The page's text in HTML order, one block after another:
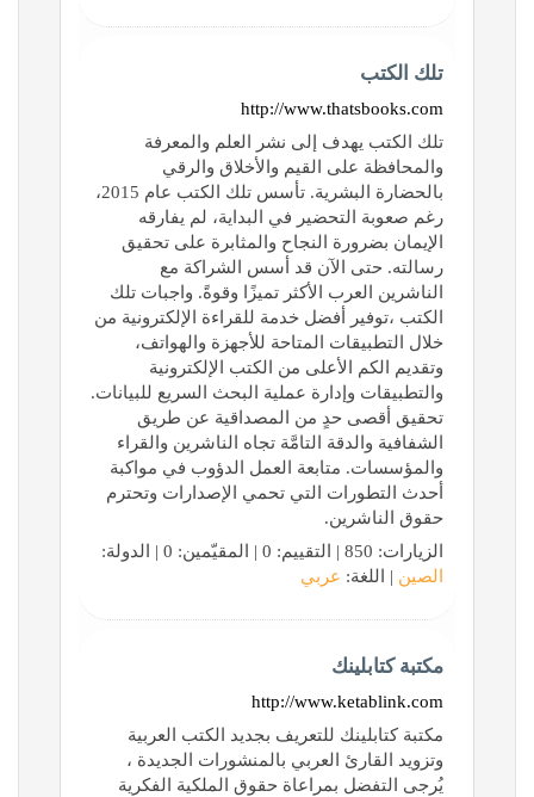
تلك الكتب
http://www.thatsbooks.com
تلك الكتب يهدف إلى نشر العلم والمعرفة
والمحافظة على القيم والأخلاق والرقي
بالحضارة البشرية. تأسس تلك الكتب عام 2015،
رغم صعوبة التحضير في البداية، لم يفارقه
الإيمان بضرورة النجاح والمثابرة على تحقيق
رسالته. حتى الآن قد أسس الشراكة مع
الناشرين العرب الأكثر تميزًا وقوةً. واجبات تلك
الكتب ،توفير أفضل خدمة للقراءة الإلكترونية من
خلال التطبيقات المتاحة للأجهزة والهواتف،
وتقديم الكم الأعلى من الكتب الإلكترونية
والتطبيقات وإدارة عملية البحث السريع للبيانات.
تحقيق أقصى حدٍ من المصداقية عن طريق
الشفافية والدقة التامَّة تجاه الناشرين والقراء
والمؤسسات. متابعة العمل الدؤوب في مواكبة
أحدث التطورات التي تحمي الإصدارات وتحترم
حقوق الناشرين.
الزيارات: 850 | التقييم: 0 | المقيّمين: 0 | الدولة:
الصين | اللغة: عربي
مكتبة كتابلينك
http://www.ketablink.com
مكتبة كتابلينك للتعريف بجديد الكتب العربية
وتزويد القارئ العربي بالمنشورات الجديدة ،
يُرجى التفضل بمراعاة حقوق الملكية الفكرية